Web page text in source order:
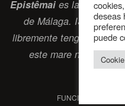
Epistêmaies la revista
de Málaga. ISSN
libremente tengan algo
este mare nostrum
FUNCIONA CON
deseas
puede